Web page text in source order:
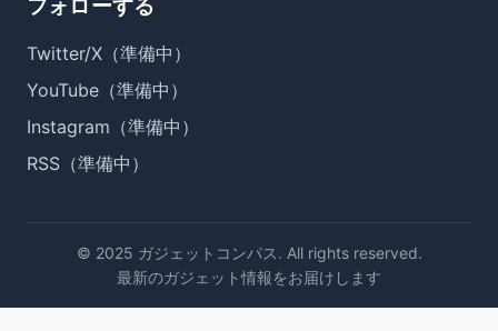
フォローする
Twitter/X（準備中）
YouTube（準備中）
Instagram（準備中）
RSS（準備中）
© 2025 ガジェットコンパス. All rights reserved.
最新のガジェット情報をお届けします